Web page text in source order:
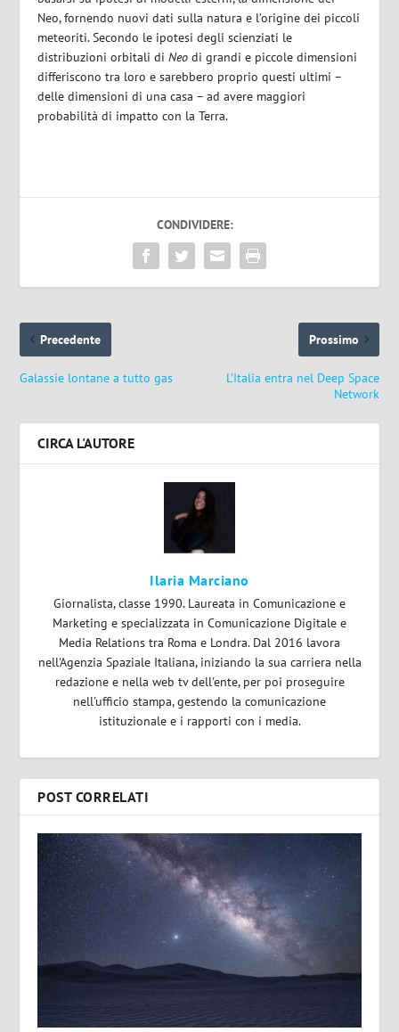
Neo, fornendo nuovi dati sulla natura e l’origine dei piccoli
meteoriti. Secondo le ipotesi degli scienziati le
distribuzioni orbitali diNeo di grandi e piccole dimensioni
differiscono tra loro e sarebbero proprio questi ultimi –
delle dimensioni di una casa – ad avere maggiori
probabilità di impatto con la Terra.
CONDIVIDERE:
Precedente
Galassie lontane a tutto gas
Prossimo
L’Italia entra nel Deep Space
Network
CIRCA L'AUTORE
Ilaria Marciano
Giornalista, classe 1990. Laureata in Comunicazione e
Marketing e specializzata in Comunicazione Digitale e
Media Relations tra Roma e Londra. Dal 2016 lavora
nell'Agenzia Spaziale Italiana, iniziando la sua carriera nella
redazione e nella web tv dell'ente, per poi proseguire
nell'ufficio stampa, gestendo la comunicazione
istituzionale e i rapporti con i media.
POST CORRELATI